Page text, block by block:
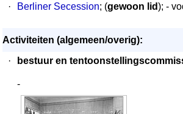
·
Berliner Secession; (gewoon lid); -
Activiteiten (algemeen/overig):
·
bestuur en
-